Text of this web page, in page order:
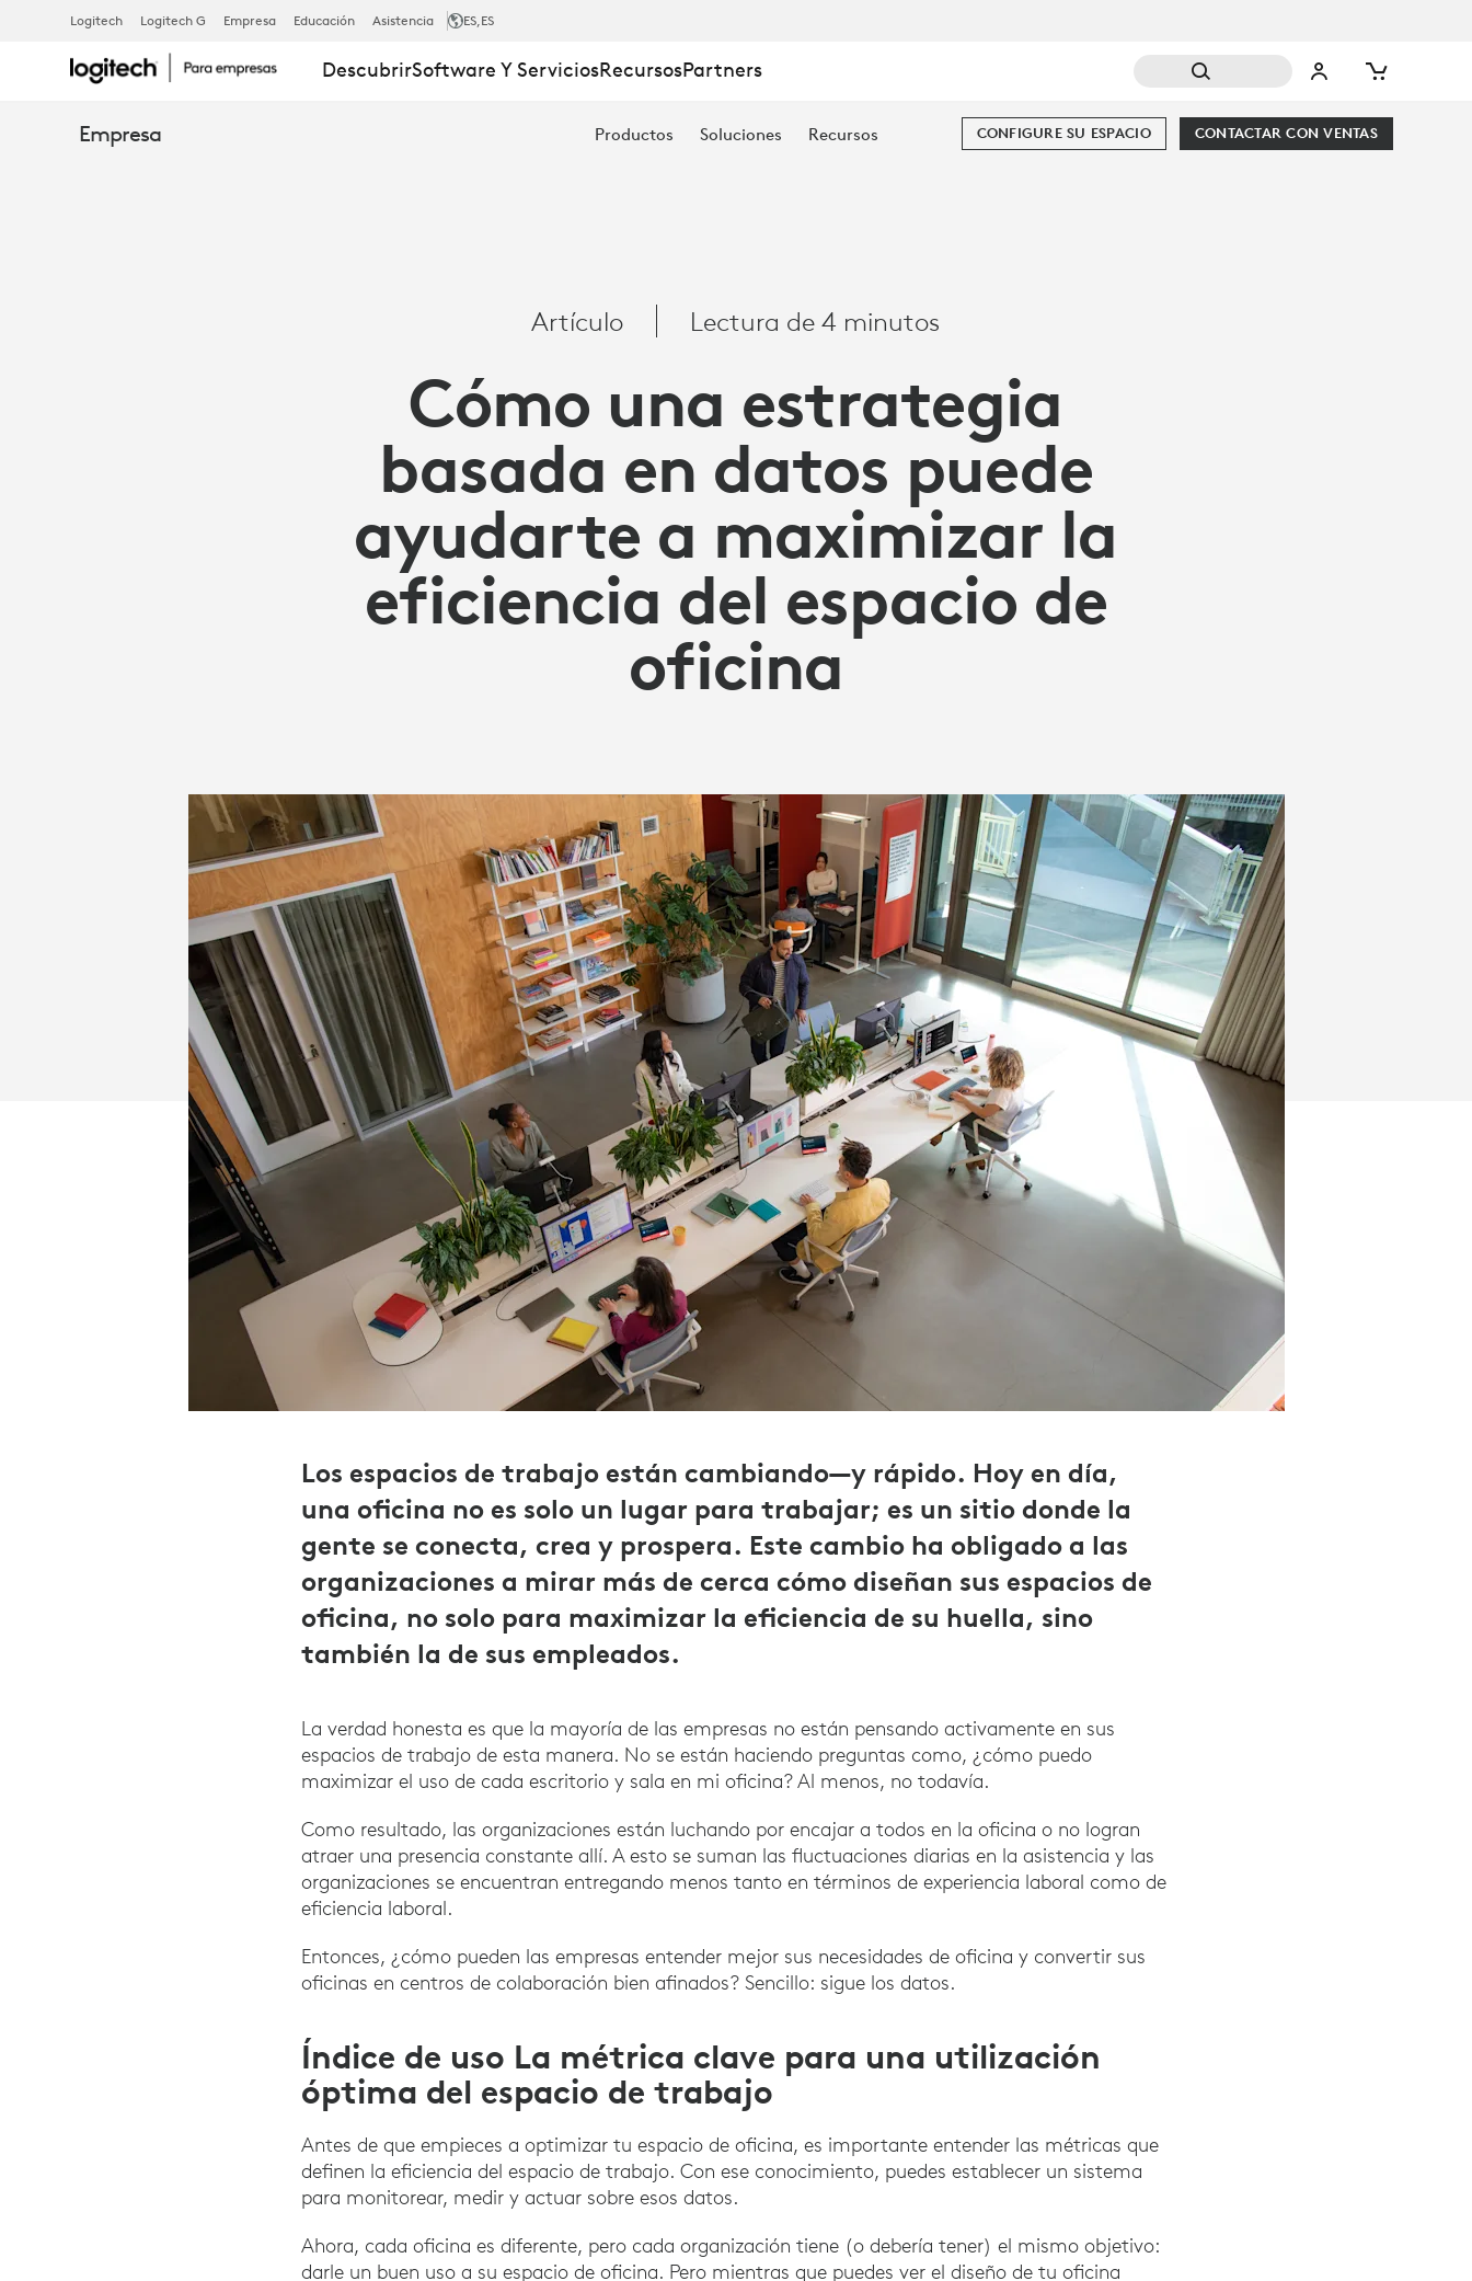
CÓMO
UNA
AYUDARTE
EFICIENCIA
ESPACIO
OFICINA.
Logitech Logitech G Empresa Educación Asistencia ES,ES
DescubrirSoftware Y ServiciosRecursosPartners
Empresa Productos Soluciones Recursos CONTACTAR CON VENTAS
CONFIGURE SU ESPACIO
Artículo Lectura de 4 minutos
Cómo una estrategia
basada en datos puede
ayudarte a maximizar la
eficiencia del espacio de
oficina
Los espacios de trabajo están cambiando—y rápido. Hoy en día,
una oficina no es solo un lugar para trabajar; es un sitio donde la
gente se conecta, crea y prospera. Este cambio ha obligado a las
organizaciones a mirar más de cerca cómo diseñan sus espacios de
oficina, no solo para maximizar la eficiencia de su huella, sino
también la de sus empleados.
La verdad honesta es que la mayoría de las empresas no están pensando activamente en sus
espacios de trabajo de esta manera. No se están haciendo preguntas como, ¿cómo puedo
maximizar el uso de cada escritorio y sala en mi oficina? Al menos, no todavía.
Como resultado, las organizaciones están luchando por encajar a todos en la oficina o no logran
atraer una presencia constante allí. A esto se suman las fluctuaciones diarias en la asistencia y las
organizaciones se encuentran entregando menos tanto en términos de experiencia laboral como de
eficiencia laboral.
Entonces, ¿cómo pueden las empresas entender mejor sus necesidades de oficina y convertir sus
oficinas en centros de colaboración bien afinados? Sencillo: sigue los datos.
Índice de uso La métrica clave para una utilización
óptima del espacio de trabajo
Antes de que empieces a optimizar tu espacio de oficina, es importante entender las métricas que
definen la eficiencia del espacio de trabajo. Con ese conocimiento, puedes establecer un sistema
para monitorear, medir y actuar sobre esos datos.
Ahora, cada oficina es diferente, pero cada organización tiene (o debería tener) el mismo objetivo:
darle un buen uso a su espacio de oficina. Pero mientras que puedes ver el diseño de tu oficina